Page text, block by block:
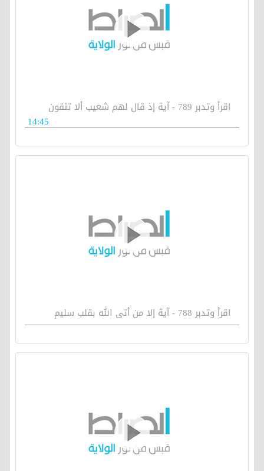
اقرأ وتدبر 789 - آية إذ قال لهم شعيب ألا تتقون
14:45
اقرأ وتدبر 788 - آية إلا من أتى الله بقلب سليم